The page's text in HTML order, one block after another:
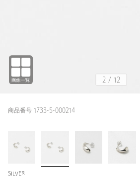
2 / 12
商品番号 1733-5-000214
SILVER